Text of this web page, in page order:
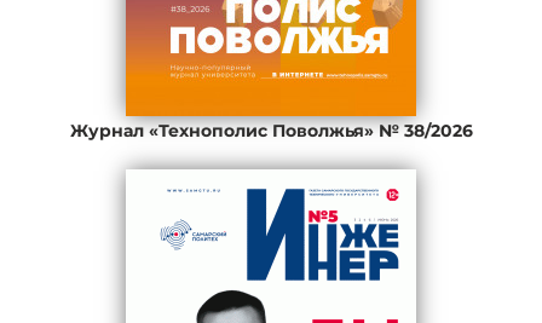
Журнал «Технополис Поволжья» № 38/2026